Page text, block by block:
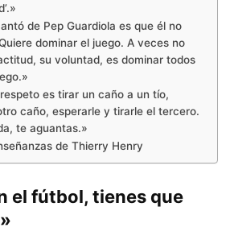
de Pep Guardiola es que él no
dominar el juego. A veces no
su voluntad, es dominar todos
es tirar un caño a un tío,
caño, esperarle y tirarle el tercero.
te aguantas.»
de Thierry Henry
el fútbol, tienes que